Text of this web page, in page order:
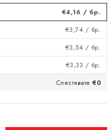
€4,16 / бр.
€3,74 / бр.
€3,54 / бр.
€3,33 / бр.
Спестявате €0